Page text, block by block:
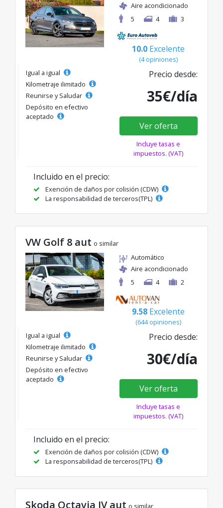
Aire acondicionado
5
4 3
10.0 Excelente
(4 opiniones)
Igual a igual
Kilometraje ilimitado
Reunirse y Saludar
Depósito en efectivo
aceptado
Precio desde:
35€/día
Ver oferta
Incluye tasas e
impuestos. (VAT)
Incluido en el precio:
Exención de daños por colisión (CDW)
La responsabilidad de terceros(TPL)
VW Golf 8 aut o similar
Automático
Aire acondicionado
5
4 2
9.58 Excelente
(644 opiniones)
Igual a igual
Kilometraje ilimitado
Reunirse y Saludar
Depósito en efectivo
aceptado
Precio desde:
30€/día
Ver oferta
Incluye tasas e
impuestos. (VAT)
Incluido en el precio:
Exención de daños por colisión (CDW)
La responsabilidad de terceros(TPL)
Skoda Octavia IV aut o similar